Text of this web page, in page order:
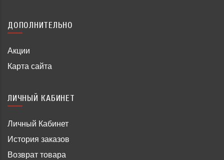
ДОПОЛНИТЕЛЬНО
Акции
Карта сайта
ЛИЧНЫЙ КАБИНЕТ
Личный Кабинет
История заказов
Возврат товара